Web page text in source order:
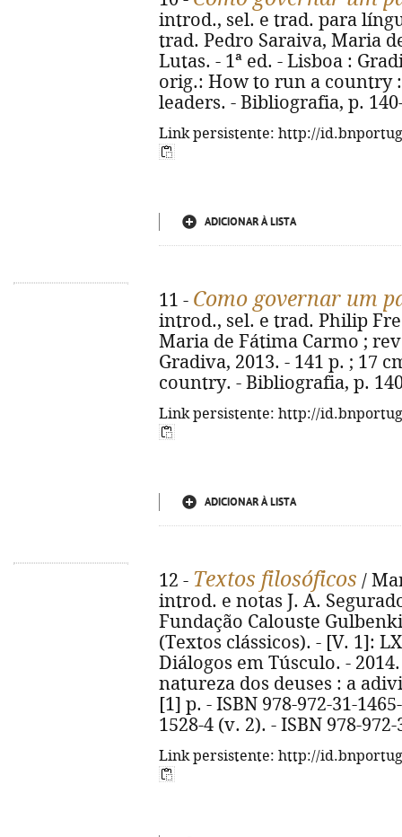
introd., sel. e trad. para
trad. Pedro Saraiva, Maria
Lutas. - 1ª ed. - Lisboa :
orig.: How to run a country
leaders. - Bibliografia, p.
Link persistente: http://
ADICIONAR À LISTA
11 - Como governar um
introd., sel. e trad. Philip
Maria de Fátima Carmo ;
Gradiva, 2013. - 141 p. ; 17
country. - Bibliografia, p.
Link persistente: http://
ADICIONAR À LISTA
12 - Textos filosóficos /
introd. e notas J. A.
Fundação Calouste
(Textos clássicos). - [V. 1]:
Diálogos em Túsculo. -
natureza dos deuses : a
[1] p. - ISBN 978-972-31-
1528-4 (v. 2). - ISBN 978-
Link persistente: http://